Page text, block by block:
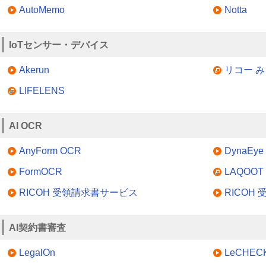
AutoMemo Notta
IoTセンサー・デバイス
Akerun リコー
LIFELENS
AI OCR
AnyForm OCR DynaEye
FormOCR LAQOOT
RICOH 受領請求書サービス RICOH
AI契約書審査
LegalOn